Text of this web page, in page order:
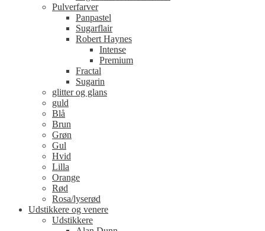
Pulverfarver
Panpastel
Sugarflair
Robert Haynes
Intense
Premium
Fractal
Sugarin
glitter og glans
guld
Blå
Brun
Grøn
Gul
Hvid
Lilla
Orange
Rød
Rosa/lyserød
Udstikkere og venere
Udstikkere